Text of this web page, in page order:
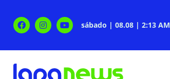
sábado | 08.08 | 2:13 AM